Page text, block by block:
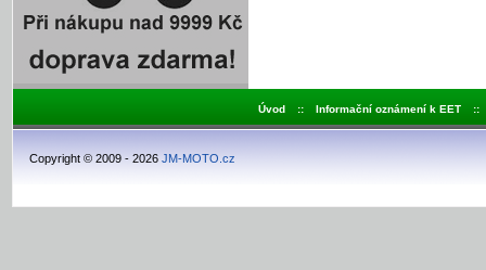
Úvod :: Informační oznámení k EET ::
Copyright © 2009 - 2026 JM-MOTO.cz